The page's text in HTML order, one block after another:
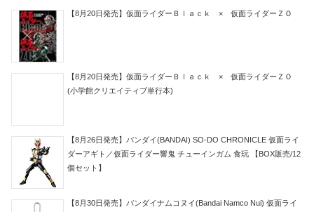
【8月20日発売】仮面ライダーＢｌａｃｋ × 仮面ライダーＺＯ
【8月20日発売】仮面ライダーＢｌａｃｋ × 仮面ライダーＺＯ
(小学館クリエイティブ単行本)
【8月26日発売】バンダイ(BANDAI) SO-DO CHRONICLE 仮面ライ
ダーアギト／仮面ライダー響鬼 チューインガム 食玩 【BOX販売/12
個セット】
【8月30日発売】バンダイナムコヌイ(Bandai Namco Nui) 仮面ライ